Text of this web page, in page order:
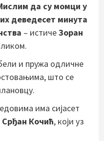
да су момци у
деведесет минута
– истичеЗоран
и пружа одличне
што се
има сијасет
Срђан Кочић, који уз